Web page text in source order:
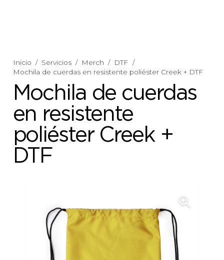
Inicio / Servicios / Merch / DTF /
Mochila de cuerdas en resistente poliéster Creek + DTF
Mochila de cuerdas
en resistente
poliéster Creek +
DTF